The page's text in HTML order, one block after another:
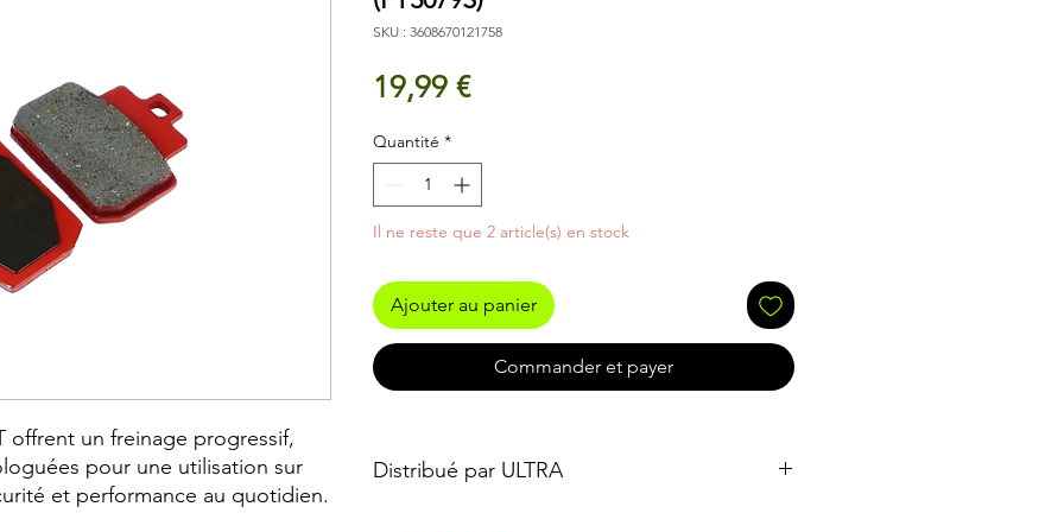
offrent un freinage progressif,
pour une utilisation sur
et performance au quotidien.
SKU : 3608670121758
19,99 €Prix
Quantité *
Il ne reste que 2 article(s) en stock
Ajouter au panier
Commander et payer
Distribué par ULTRA